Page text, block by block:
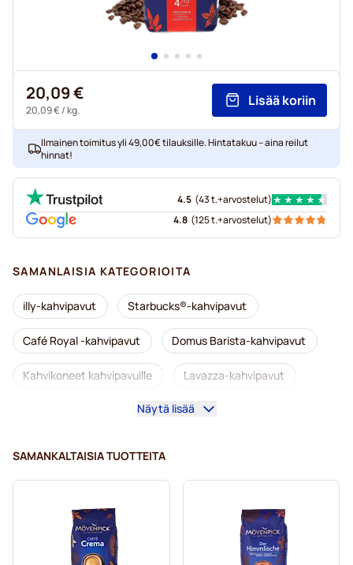
20,09 €
20,09 €/ kg.
Lisää koriin
Ilmainen toimitus yli 49,00€ tilauksille. Hintatakuu – aina reilut
hinnat!
4.5 (43 t.+arvostelut)
4.8 (125 t.+arvostelut)
SAMANLAISIA KATEGORIOITA
illy-kahvipavut Starbucks®-kahvipavut
Café Royal -kahvipavut Domus Barista-kahvipavut
Kahvikoneet kahvipavuille Lavazza-kahvipavut
Kofeiinittomat kahvipavut L'OR-kahvipavut
Merrild-kahvipavut Garibaldi-kahvipavut
Tonino Lamborghini -kahvipavut Gimoka-kahvipavut
Kaffekapslen-kahvipavut Delonghi-espressopavut
Näytä lisää
SAMANKALTAISIA TUOTTEITA